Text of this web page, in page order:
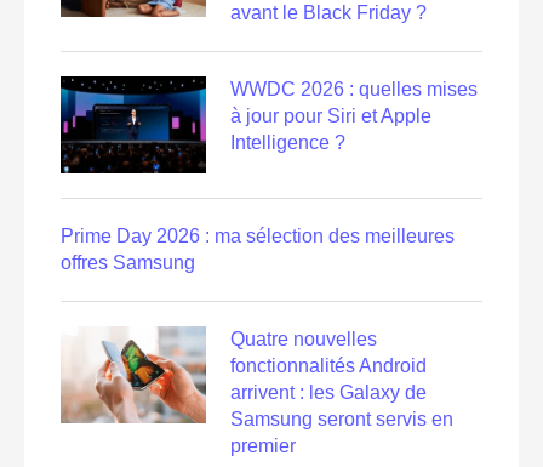
avant le Black Friday ?
WWDC 2026 : quelles mises
à jour pour Siri et Apple
Intelligence ?
Prime Day 2026 : ma sélection des meilleures
offres Samsung
Quatre nouvelles
fonctionnalités Android
arrivent : les Galaxy de
Samsung seront servis en
premier